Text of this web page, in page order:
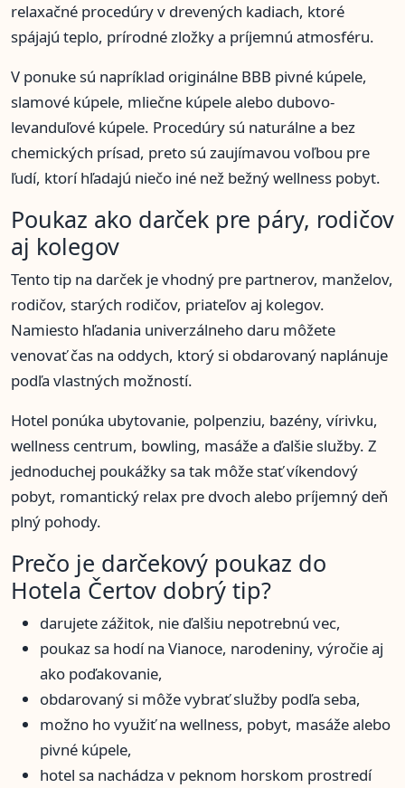
relaxačné procedúry v drevených kadiach, ktoré
spájajú teplo, prírodné zložky a príjemnú atmosféru.
V ponuke sú napríklad originálne BBB pivné kúpele,
slamové kúpele, mliečne kúpele alebo dubovo-
levanduľové kúpele. Procedúry sú naturálne a bez
chemických prísad, preto sú zaujímavou voľbou pre
ľudí, ktorí hľadajú niečo iné než bežný wellness pobyt.
Poukaz ako darček pre páry, rodičov
aj kolegov
Tento tip na darček je vhodný pre partnerov, manželov,
rodičov, starých rodičov, priateľov aj kolegov.
Namiesto hľadania univerzálneho daru môžete
venovať čas na oddych, ktorý si obdarovaný naplánuje
podľa vlastných možností.
Hotel ponúka ubytovanie, polpenziu, bazény, vírivku,
wellness centrum, bowling, masáže a ďalšie služby. Z
jednoduchej poukážky sa tak môže stať víkendový
pobyt, romantický relax pre dvoch alebo príjemný deň
plný pohody.
Prečo je darčekový poukaz do
Hotela Čertov dobrý tip?
darujete zážitok, nie ďalšiu nepotrebnú vec,
poukaz sa hodí na Vianoce, narodeniny, výročie aj
ako poďakovanie,
obdarovaný si môže vybrať služby podľa seba,
možno ho využiť na wellness, pobyt, masáže alebo
pivné kúpele,
hotel sa nachádza v peknom horskom prostredí